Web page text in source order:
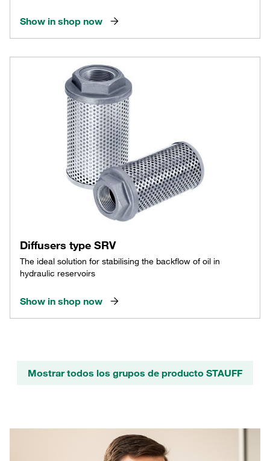
Show in shop now
Diffusers type SRV
The ideal solution for stabilising the backflow of oil in
hydraulic reservoirs
Show in shop now
Mostrar todos los grupos de producto STAUFF